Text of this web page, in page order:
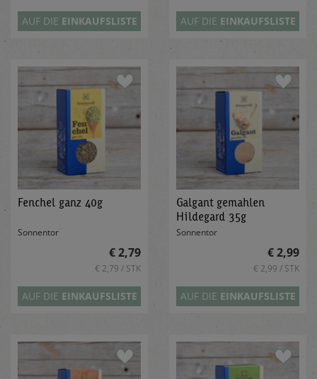
AUF DIE EINKAUFSLISTE AUF DIE EINKAUFSLISTE
Fenchel ganz 40g
Sonnentor
€ 2,79
€ 2,79 / STK
AUF DIE EINKAUFSLISTE
Galgant gemahlen
Hildegard 35g
Sonnentor
€ 2,99
€ 2,99 / STK
AUF DIE EINKAUFSLISTE